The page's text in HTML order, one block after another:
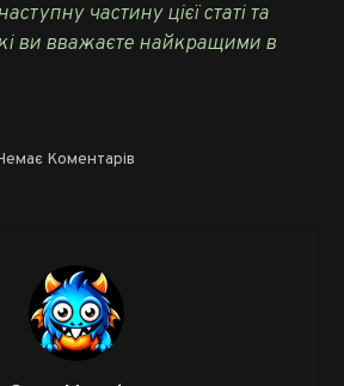
частину цієї статі та
ви вважаєте найкращими в
Коментарів